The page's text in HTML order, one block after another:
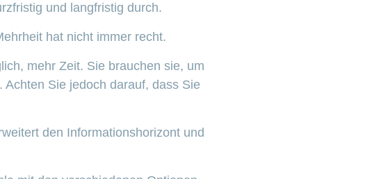
und langfristig durch.
hat nicht immer recht.
mehr Zeit. Sie brauchen sie, um
Sie jedoch darauf, dass Sie
den Informationshorizont und